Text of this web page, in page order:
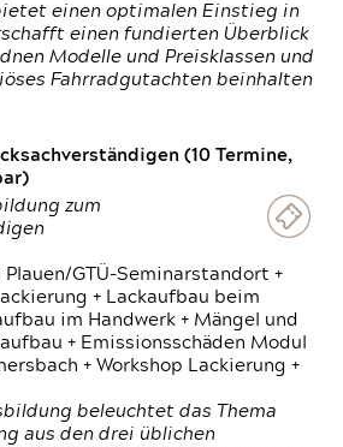
einen optimalen Einstieg in
einen fundierten Überblick
Modelle und Preisklassen und
Fahrradgutachten beinhalten
(10 Termine,
zum
Plauen/GTÜ-Seminarstandort +
+ Lackaufbau beim
im Handwerk + Mängel und
+ Emissionsschäden Modul
+ Workshop Lackierung +
beleuchtet das Thema
aus den drei üblichen